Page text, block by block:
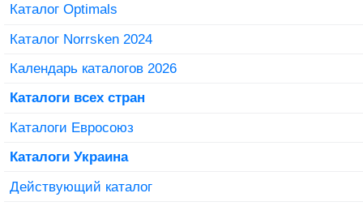
Каталог Optimals
Каталог Norrsken 2024
Календарь каталогов 2026
Каталоги всех стран
Каталоги Евросоюз
Каталоги Украина
Действующий каталог